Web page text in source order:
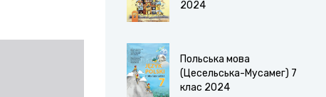
2024
Польська мова
(Цесельська-Мусамег) 7
клас 2024